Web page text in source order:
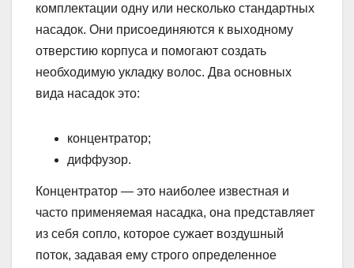
комплектации одну или несколько стандартных
насадок. Они присоединяются к выходному
отверстию корпуса и помогают создать
необходимую укладку волос. Два основных
вида насадок это:
концентратор;
диффузор.
Концентратор — это наиболее известная и
часто применяемая насадка, она представляет
из себя сопло, которое сужает воздушный
поток, задавая ему строго определенное